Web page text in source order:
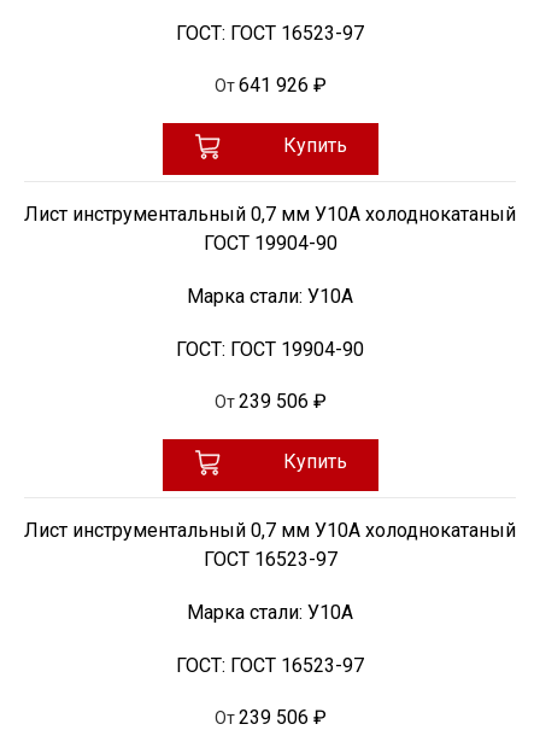
ГОСТ: ГОСТ 16523-97
От 641 926 ₽
Купить
Лист инструментальный 0,7 мм У10А холоднокатаный
ГОСТ 19904-90
Марка стали: У10А
ГОСТ: ГОСТ 19904-90
От 239 506 ₽
Купить
Лист инструментальный 0,7 мм У10А холоднокатаный
ГОСТ 16523-97
Марка стали: У10А
ГОСТ: ГОСТ 16523-97
От 239 506 ₽